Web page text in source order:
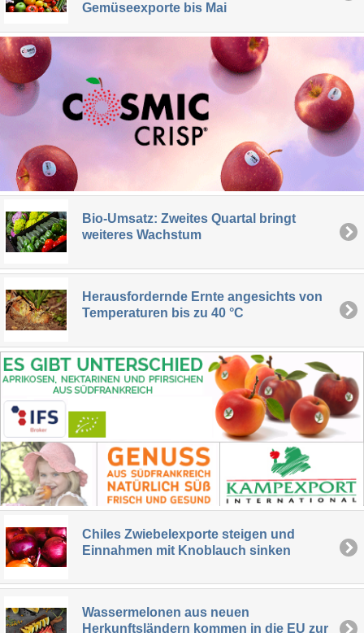
Gemüseexporte bis Mai
Bio-Umsatz: Zweites Quartal bringt
weiteres Wachstum
Herausfordernde Ernte angesichts von
Temperaturen bis zu 40 °C
Chiles Zwiebelexporte steigen und
Einnahmen mit Knoblauch sinken
Wassermelonen aus neuen
Herkunftsländern kommen in die EU zur